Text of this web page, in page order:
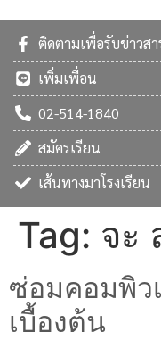
ติดตามเพื่อรับข่าวสา
เพิ่มเพื่อน
02-514-1840
สมัครเรียน
เส้นทางมาโรงเรียน
Tag: จะ
ซ่อมคอมพิว
เบื้องต้น